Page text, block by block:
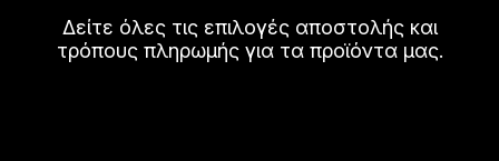
Δείτε όλες τις επιλογές αποστολής και
τρόπους πληρωμής για τα προϊόντα μας.